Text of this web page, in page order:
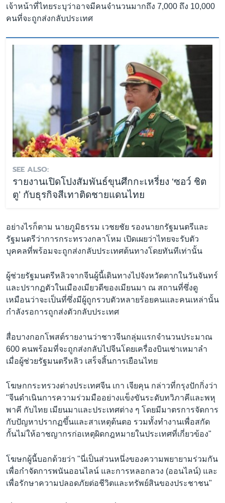
เจ้าหน้าที่ไทยระบุว่าอาจมีคนจำนวนมากถึง 7,000 ถึง 10,000
คนที่จะถูกส่งกลับประเทศ
SEE ALSO:
รายงานเปิดโปงสัมพันธ์ขุนศึกกะเหรี่ยง ‘ซอว์ ชิต
ตู’ กับธุรกิจสีเทาติดชายแดนไทย
อย่างไรก็ตาม นายภูมิธรรม เวชยชัย รองนายกรัฐมนตรีและ
รัฐมนตรีว่าการกระทรวงกลาโหม เปิดเผยว่าไทยจะรับตัว
บุคคลที่พร้อมจะถูกส่งกลับประเทศต้นทางโดยทันทีเท่านั้น
ผู้ช่วยรัฐมนตรีหลิวจากจีนผู้นี้เดินทางไปจังหวัดตากในวันจันทร์
และปรากฏตัวในเมืองเมียวดีของเมียนมา ณ สถานที่ซึ่งดู
เหมือนว่าจะเป็นที่ซึ่งมีผู้ถูกรวบตัวหลายร้อยคนและคนเหล่านั้น
กำลังรอการถูกส่งตัวกลับประเทศ
สื่อบางกอกโพสต์รายงานว่าชาวจีนกลุ่มเเรกจำนวนประมาณ
600 คนพร้อมที่จะถูกส่งกลับไปจีนโดยเครื่องบินเช่าเหมาลำ
เมื่อผู้ช่วยรัฐมนตรีหลิว เสร็จสิ้นการเยือนไทย
โฆษกกระทรวงต่างประเทศจีน เกา เจียคุน กล่าวที่กรุงปักกิ่งว่า
"จีนดำเนินการความร่วมมืออย่างเเข็งขันระดับทวิภาคีและพหุ
พาคี กับไทย เมียนมาและประเทศต่าง ๆ โดยมีมาตรการจัดการ
กับปัญหาปรากฏขึ้นและสาเหตุต้นตอ รวมทั้งทำงานเพื่อสกัด
กั้นไม่ให้อาชญากรก่อเหตุผิดกฎหมายในประเทศที่เกี่ยวข้อง"
โฆษกผู้นี้บอกด้วยว่า "นี่เป็นส่วนหนึ่งของความพยายามร่วมกัน
เพื่อกำจัดการพนันออนไลน์ และการหลอกลวง (ออนไลน์) และ
เพื่อรักษาความปลอดภัยต่อชีวิตและทรัพย์สินของประชาชน"